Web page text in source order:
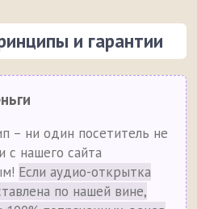
и гарантии
– ни один посетитель не
с нашего сайта
Если аудио-открытка
по нашей вине,